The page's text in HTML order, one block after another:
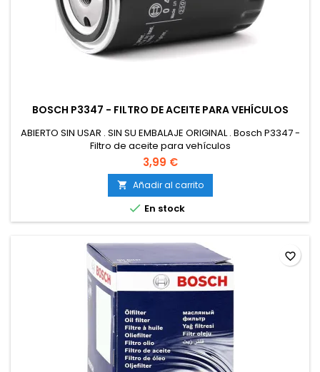
BOSCH P3347 - FILTRO DE ACEITE PARA VEHÍCULOS
ABIERTO SIN USAR . SIN SU EMBALAJE ORIGINAL . Bosch P3347 -
Filtro de aceite para vehículos
3,99 €
 Añadir al carrito
 En stock
favorite_border